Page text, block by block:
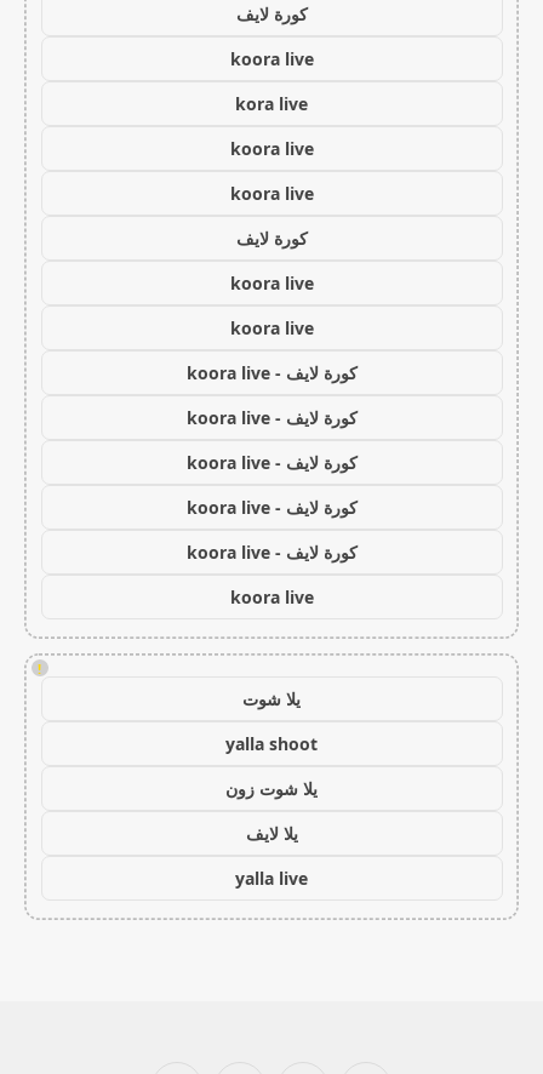
كورة لايف
koora live
kora live
koora live
koora live
كورة لايف
koora live
koora live
كورة لايف - koora live
كورة لايف - koora live
كورة لايف - koora live
كورة لايف - koora live
كورة لايف - koora live
koora live
!
يلا شوت
yalla shoot
يلا شوت زون
يلا لايف
yalla live